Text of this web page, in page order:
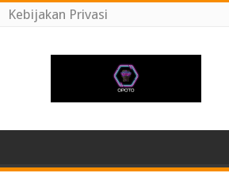
Kebijakan Privasi